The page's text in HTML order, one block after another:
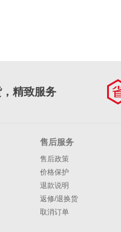
精致服务
售后服务
售后政策
价格保护
退款说明
返修/退换货
取消订单